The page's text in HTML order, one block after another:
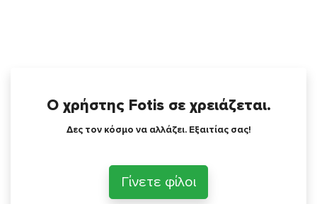
Ο χρήστης Fotis σε χρειάζεται.
Δες τον κόσμο να αλλάζει. Εξαιτίας σας!
Γίνετε φίλοι